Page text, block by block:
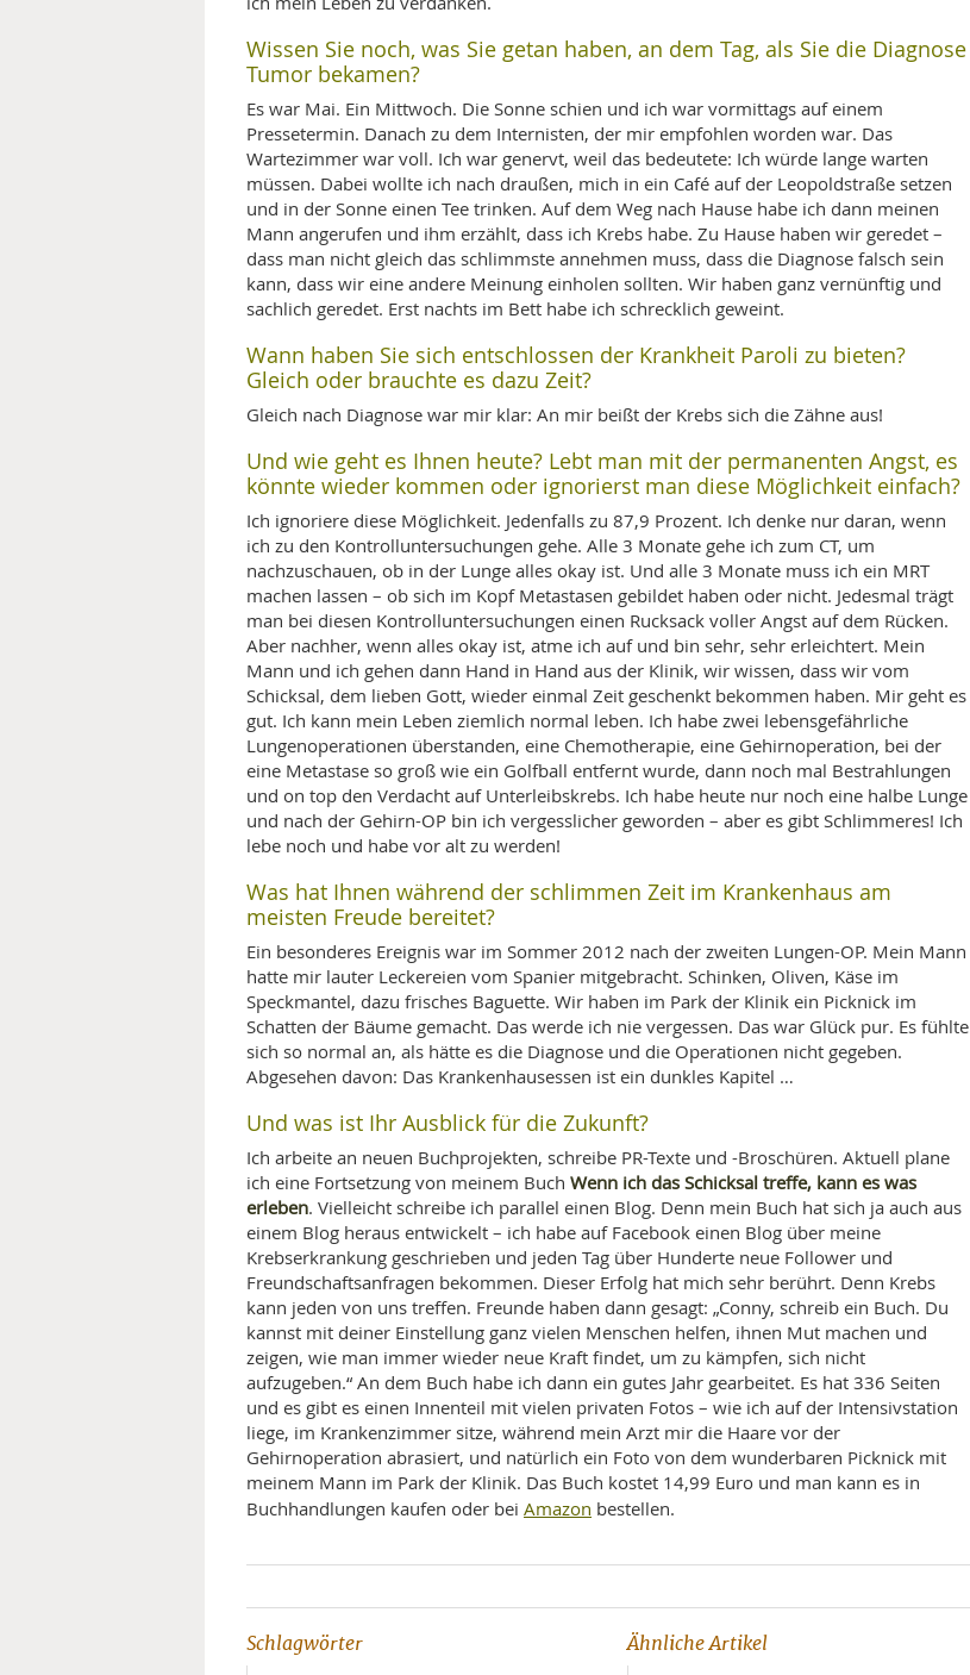
Wissen Sie noch, was Sie getan haben, an dem Tag, als Sie die Diagnose
Tumor bekamen?
Es war Mai. Ein Mittwoch. Die Sonne schien und ich war vormittags auf einem
Pressetermin. Danach zu dem Internisten, der mir empfohlen worden war. Das
Wartezimmer war voll. Ich war genervt, weil das bedeutete: Ich würde lange warten
müssen. Dabei wollte ich nach draußen, mich in ein Café auf der Leopoldstraße setzen
und in der Sonne einen Tee trinken. Auf dem Weg nach Hause habe ich dann meinen
Mann angerufen und ihm erzählt, dass ich Krebs habe. Zu Hause haben wir geredet –
dass man nicht gleich das schlimmste annehmen muss, dass die Diagnose falsch sein
kann, dass wir eine andere Meinung einholen sollten. Wir haben ganz vernünftig und
sachlich geredet. Erst nachts im Bett habe ich schrecklich geweint.
Wann haben Sie sich entschlossen der Krankheit Paroli zu bieten?
Gleich oder brauchte es dazu Zeit?
Gleich nach Diagnose war mir klar: An mir beißt der Krebs sich die Zähne aus!
Und wie geht es Ihnen heute? Lebt man mit der permanenten Angst, es
könnte wieder kommen oder ignorierst man diese Möglichkeit einfach?
Ich ignoriere diese Möglichkeit. Jedenfalls zu 87,9 Prozent. Ich denke nur daran, wenn
ich zu den Kontrolluntersuchungen gehe. Alle 3 Monate gehe ich zum CT, um
nachzuschauen, ob in der Lunge alles okay ist. Und alle 3 Monate muss ich ein MRT
machen lassen – ob sich im Kopf Metastasen gebildet haben oder nicht. Jedesmal trägt
man bei diesen Kontrolluntersuchungen einen Rucksack voller Angst auf dem Rücken.
Aber nachher, wenn alles okay ist, atme ich auf und bin sehr, sehr erleichtert. Mein
Mann und ich gehen dann Hand in Hand aus der Klinik, wir wissen, dass wir vom
Schicksal, dem lieben Gott, wieder einmal Zeit geschenkt bekommen haben. Mir geht es
gut. Ich kann mein Leben ziemlich normal leben. Ich habe zwei lebensgefährliche
Lungenoperationen überstanden, eine Chemotherapie, eine Gehirnoperation, bei der
eine Metastase so groß wie ein Golfball entfernt wurde, dann noch mal Bestrahlungen
und on top den Verdacht auf Unterleibskrebs. Ich habe heute nur noch eine halbe Lunge
und nach der Gehirn-OP bin ich vergesslicher geworden – aber es gibt Schlimmeres! Ich
lebe noch und habe vor alt zu werden!
Was hat Ihnen während der schlimmen Zeit im Krankenhaus am
meisten Freude bereitet?
Ein besonderes Ereignis war im Sommer 2012 nach der zweiten Lungen-OP. Mein Mann
hatte mir lauter Leckereien vom Spanier mitgebracht. Schinken, Oliven, Käse im
Speckmantel, dazu frisches Baguette. Wir haben im Park der Klinik ein Picknick im
Schatten der Bäume gemacht. Das werde ich nie vergessen. Das war Glück pur. Es fühlte
sich so normal an, als hätte es die Diagnose und die Operationen nicht gegeben.
Abgesehen davon: Das Krankenhausessen ist ein dunkles Kapitel …
Und was ist Ihr Ausblick für die Zukunft?
Ich arbeite an neuen Buchprojekten, schreibe PR-Texte und -Broschüren. Aktuell plane
ich eine Fortsetzung von meinem Buch Wenn ich das Schicksal treffe, kann es was
erleben. Vielleicht schreibe ich parallel einen Blog. Denn mein Buch hat sich ja auch aus
einem Blog heraus entwickelt – ich habe auf Facebook einen Blog über meine
Krebserkrankung geschrieben und jeden Tag über Hunderte neue Follower und
Freundschaftsanfragen bekommen. Dieser Erfolg hat mich sehr berührt. Denn Krebs
kann jeden von uns treffen. Freunde haben dann gesagt: „Conny, schreib ein Buch. Du
kannst mit deiner Einstellung ganz vielen Menschen helfen, ihnen Mut machen und
zeigen, wie man immer wieder neue Kraft findet, um zu kämpfen, sich nicht
aufzugeben.“ An dem Buch habe ich dann ein gutes Jahr gearbeitet. Es hat 336 Seiten
und es gibt es einen Innenteil mit vielen privaten Fotos – wie ich auf der Intensivstation
liege, im Krankenzimmer sitze, während mein Arzt mir die Haare vor der
Gehirnoperation abrasiert, und natürlich ein Foto von dem wunderbaren Picknick mit
meinem Mann im Park der Klinik. Das Buch kostet 14,99 Euro und man kann es in
Buchhandlungen kaufen oder bei Amazon bestellen.
Schlagwörter Ähnliche Artikel